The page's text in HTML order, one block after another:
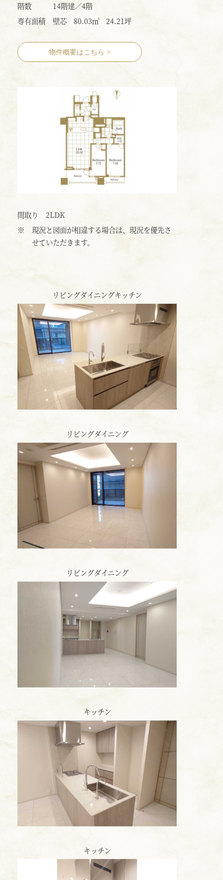
階数
14階建／4階
専有面積
壁芯 80.03㎡ 24.21坪
物件概要はこちら >
間取り
2LDK
※
現況と図面が相違する場合は、現況を優先さ
せていただきます。
リビングダイニングキッチン
リビングダイニング
リビングダイニング
キッチン
キッチン